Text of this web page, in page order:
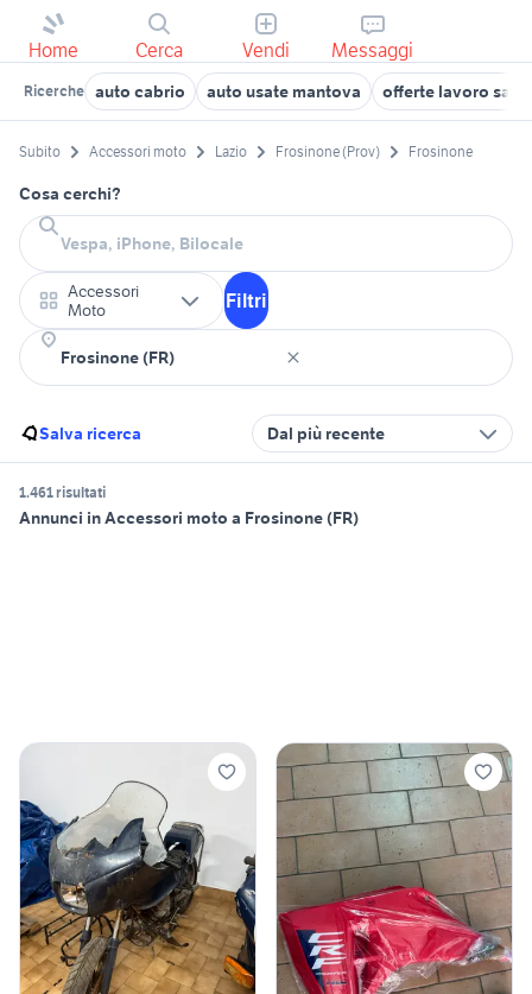
Home Cerca Vendi Messaggi
Ricerche auto cabrio auto usate mantova offerte lavoro san
Subito Accessori moto Lazio Frosinone (Prov) Frosinone
Cosa cerchi?
Accessori
Moto
Filtri
Salva ricerca Dal più recente
1.461 risultati
Annunci in Accessori moto a Frosinone (FR)